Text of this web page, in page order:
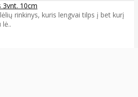
3vnt. 10cm
rinkinys, kuris lengvai tilps į bet kurį